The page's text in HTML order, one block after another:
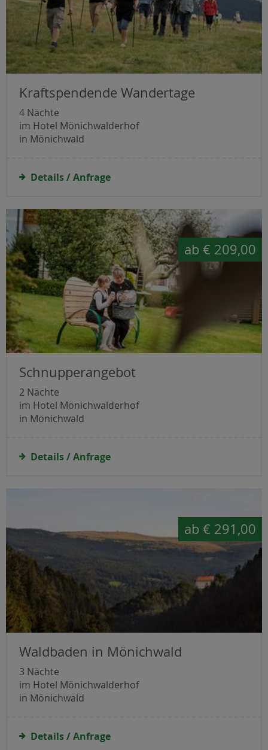
Kraftspendende Wandertage
4 Nächte
im Hotel Mönichwalderhof
in Mönichwald
Details / Anfrage
ab € 209,00
Schnupperangebot
2 Nächte
im Hotel Mönichwalderhof
in Mönichwald
Details / Anfrage
ab € 291,00
Waldbaden in Mönichwald
3 Nächte
im Hotel Mönichwalderhof
in Mönichwald
Details / Anfrage